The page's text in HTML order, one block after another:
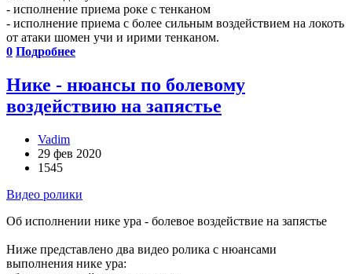
- исполнение приема роке с тенканом
- исполнение приема с более сильным воздействием на локоть
от атаки шомен учи и ирими тенканом.
0 Подробнее
Нике - нюансы по болевому
воздействию на запястье
Vadim
29 фев 2020
1545
Видео ролики
Об исполнении нике ура - болевое воздействие на запястье
Ниже представлено два видео ролика с нюансами
выполнения нике ура: